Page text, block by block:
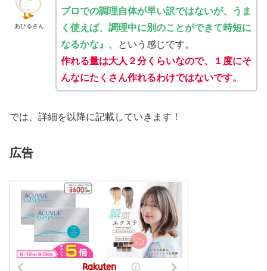
あひるさん
プロでの調理自体が早い訳ではないが、うま
く使えば、調理中に別のことができて時短に
なるかな』
、という感じです。
作れる量は大人２分くらいなので、１度にそ
んなにたくさん作れるわけではないです。
では、詳細を以降に記載していきます！
広告